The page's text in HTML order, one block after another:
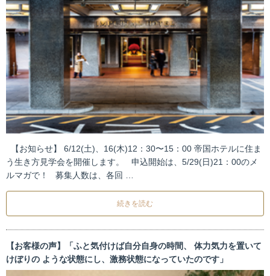
【お知らせ】 6/12(土)、16(木)12：30〜15：00 帝国ホテルに住ま
う生き方見学会を開催します。 申込開始は、5/29(日)21：00のメ
ルマガで！ 募集人数は、各回 …
続きを読む
【お客様の声】「ふと気付けば自分自身の時間、 体力気力を置いて
けぼりの ような状態にし、激務状態になっていたのです」